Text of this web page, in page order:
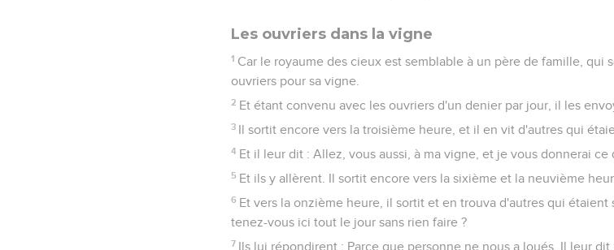
Les ouvriers dans la vigne
1 Car le royaume des cieux est semblable à un père de famille, qui
ouvriers pour sa vigne.
2 Et étant convenu avec les ouvriers d'un denier par jour, il les
3 Il sortit encore vers la troisième heure, et il en vit d'autres qui
4 Et il leur dit : Allez, vous aussi, à ma vigne, et je vous donnerai ce
5 Et ils y allèrent. Il sortit encore vers la sixième et la neuvième
6 Et vers la onzième heure, il sortit et en trouva d'autres qui
tenez-vous ici tout le jour sans rien faire ?
7 Ils lui répondirent : Parce que personne ne nous a loués. Il leur